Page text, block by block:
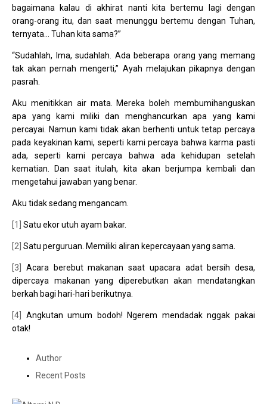
bagaimana kalau di akhirat nanti kita bertemu lagi dengan
orang-orang itu, dan saat menunggu bertemu dengan Tuhan,
ternyata… Tuhan kita sama?”
“Sudahlah, Ima, sudahlah. Ada beberapa orang yang memang
tak akan pernah mengerti,” Ayah melajukan pikapnya dengan
pasrah.
Aku menitikkan air mata. Mereka boleh membumihanguskan
apa yang kami miliki dan menghancurkan apa yang kami
percayai. Namun kami tidak akan berhenti untuk tetap percaya
pada keyakinan kami, seperti kami percaya bahwa karma pasti
ada, seperti kami percaya bahwa ada kehidupan setelah
kematian. Dan saat itulah, kita akan berjumpa kembali dan
mengetahui jawaban yang benar.
Aku tidak sedang mengancam.
[1] Satu ekor utuh ayam bakar.
[2] Satu perguruan. Memiliki aliran kepercayaan yang sama.
[3]
Acara berebut makanan saat upacara adat bersih desa,
dipercaya makanan yang diperebutkan akan mendatangkan
berkah bagi hari-hari berikutnya.
[4]
Angkutan umum bodoh! Ngerem mendadak nggak pakai
otak!
Author
Recent Posts